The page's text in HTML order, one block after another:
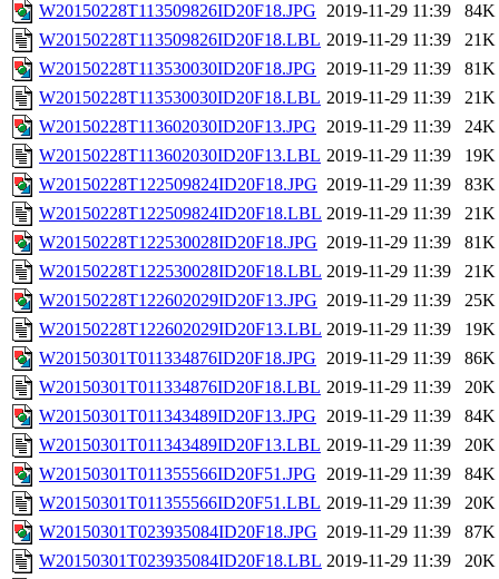
W20150228T113509826ID20F18.JPG 2019-11-29 11:39
84K
W20150228T113509826ID20F18.LBL 2019-11-29 11:39
21K
W20150228T113530030ID20F18.JPG 2019-11-29 11:39
81K
W20150228T113530030ID20F18.LBL 2019-11-29 11:39
21K
W20150228T113602030ID20F13.JPG 2019-11-29 11:39
24K
W20150228T113602030ID20F13.LBL 2019-11-29 11:39
19K
W20150228T122509824ID20F18.JPG 2019-11-29 11:39
83K
W20150228T122509824ID20F18.LBL 2019-11-29 11:39
21K
W20150228T122530028ID20F18.JPG 2019-11-29 11:39
81K
W20150228T122530028ID20F18.LBL 2019-11-29 11:39
21K
W20150228T122602029ID20F13.JPG 2019-11-29 11:39
25K
W20150228T122602029ID20F13.LBL 2019-11-29 11:39
19K
W20150301T011334876ID20F18.JPG 2019-11-29 11:39
86K
W20150301T011334876ID20F18.LBL 2019-11-29 11:39
20K
W20150301T011343489ID20F13.JPG 2019-11-29 11:39
84K
W20150301T011343489ID20F13.LBL 2019-11-29 11:39
20K
W20150301T011355566ID20F51.JPG 2019-11-29 11:39
84K
W20150301T011355566ID20F51.LBL 2019-11-29 11:39
20K
W20150301T023935084ID20F18.JPG 2019-11-29 11:39
87K
W20150301T023935084ID20F18.LBL 2019-11-29 11:39
20K